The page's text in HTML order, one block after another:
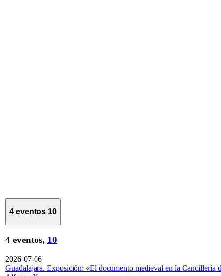
4 eventos 10
4 eventos, 10
2026-07-06
Guadalajara. Exposición: «El documento medieval en la Cancillería